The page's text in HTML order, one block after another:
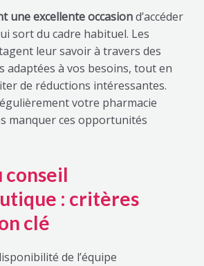
une excellente occasiond’accéder
sort du cadre habituel. Les
leur savoir à travers des
adaptées à vos besoins, tout en
de réductions intéressantes.
votre pharmacie
manquer ces opportunités
conseil
: critères
clé
de l’équipe